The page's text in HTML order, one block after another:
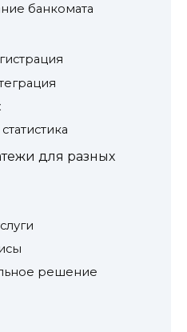
банкомата
для разных
решение